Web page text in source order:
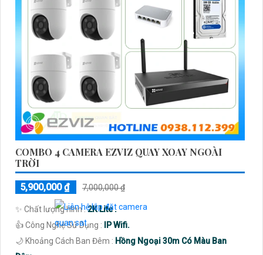
COMBO 4 CAMERA EZVIZ QUAY XOAY NGOÀI
TRỜI
5,900,000 ₫ 7,000,000 ₫
✨ Chất lượng hình :2K Lite .
👍 Công Nghệ Sử Dụng :
IP Wifi.
🌙 Khoảng Cách Ban Đêm : Hồng Ngoại 30m Có Màu Ban